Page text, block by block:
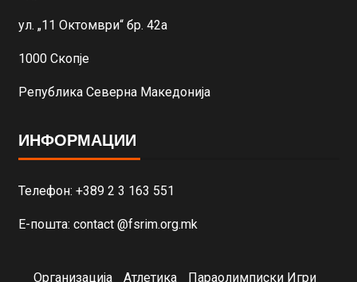
ул. „11 Октомври“ бр. 42а
1000 Скопје
Република Северна Македонија
ИНФОРМАЦИИ
Телефон: +389 2 3 163 551
Е-пошта: contact @fsrim.org.mk
Организација Атлетика Параолимписки Игри